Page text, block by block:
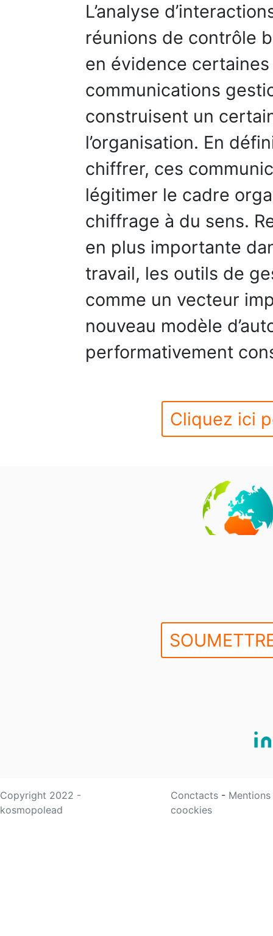
L’analyse
réunions de contrôle
en évidence
communications
construisent un
l’organisation. En
chiffrer, ces
légitimer le cadre
chiffrage à du sens.
en plus importante
travail, les outils de
comme un vecteur
nouveau modèle
performativement
Cliquez ici
Copyright 2022 -
kosmopolead
Conctacts -
coockies